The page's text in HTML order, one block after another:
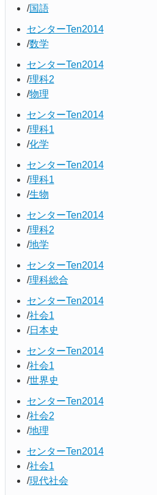
国語
センターTen2014
数学
センターTen2014
理科2
物理
センターTen2014
理科1
化学
センターTen2014
理科1
生物
センターTen2014
理科2
地学
センターTen2014
理科総合
センターTen2014
社会1
日本史
センターTen2014
社会1
世界史
センターTen2014
社会2
地理
センターTen2014
社会1
現代社会